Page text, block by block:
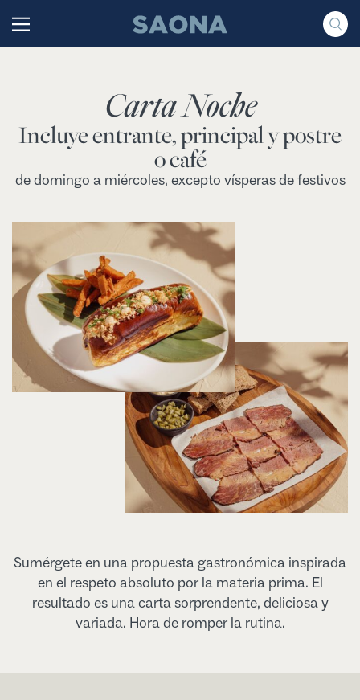
Grupo Saona
Carta Noche
Incluye entrante, principal y postre
o café
de domingo a miércoles, excepto vísperas de festivos
Sumérgete en una propuesta gastronómica inspirada
en el respeto absoluto por la materia prima. El
resultado es una carta sorprendente, deliciosa y
variada. Hora de romper la rutina.